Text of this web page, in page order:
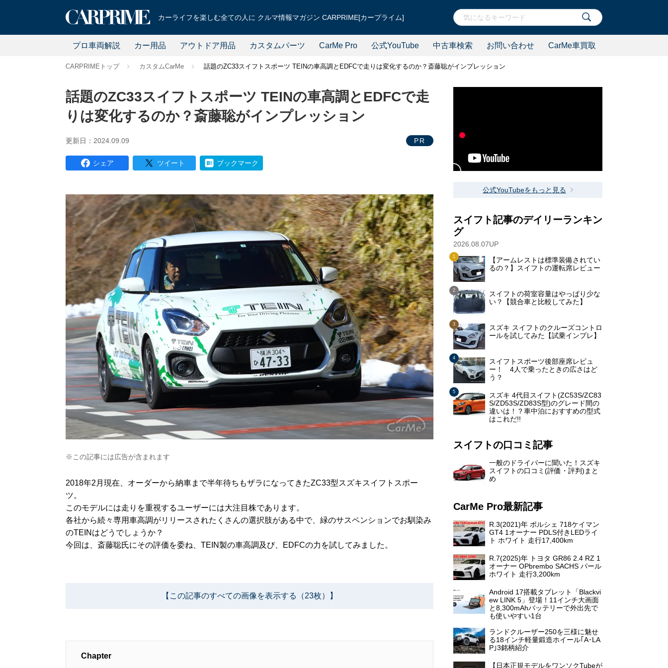
カーライフを楽しむ全ての人に クルマ情報マガジン CARPRIME[カープライム]
プロ車両解説 カー用品 アウトドア用品 カスタムパーツ CarMe Pro 公式YouTube 中古車検索 お問い合わせ CarMe車買取
CARPRIMEトップ カスタムCarMe 話題のZC33スイフトスポーツ TEINの車高調とEDFCで走りは変化するのか？斎藤聡がインプレッション
話題のZC33スイフトスポーツ TEINの車高調とEDFCで走
りは変化するのか？斎藤聡がインプレッション
更新日：2024.09.09 PR
シェア ツイート ブックマーク
※この記事には広告が含まれます
2018年2月現在、オーダーから納車まで半年待ちもザラになってきたZC33型スズキスイフトスポー
ツ。
このモデルには走りを重視するユーザーには大注目株であります。
各社から続々専用車高調がリリースされたくさんの選択肢がある中で、緑のサスペンションでお馴染み
のTEINはどうでしょうか？
今回は、斎藤聡氏にその評価を委ね、TEIN製の車高調及び、EDFCの力を試してみました。
【この記事のすべての画像を表示する（23枚）】
Chapter
公式YouTubeをもっと見る
スイフト記事のデイリーランキン
グ
2026.08.07UP
【アームレストは標準装備されてい
るの？】スイフトの運転席レビュー
スイフトの荷室容量はやっぱり少な
い？【競合車と比較してみた】
スズキ スイフトのクルーズコントロ
ールを試してみた【試乗インプレ】
スイフトスポーツ後部座席レビュ
ー！ 4人で乗ったときの広さはど
う？
スズキ 4代目スイフト(ZC53S/ZC83
S/ZD53S/ZD83S型)のグレード間の
違いは！？車中泊におすすめの型式
はこれだ!!
スイフトの口コミ記事
一般のドライバーに聞いた！スズキ
スイフトの口コミ(評価・評判)まと
め
CarMe Pro最新記事
R.3(2021)年 ポルシェ 718ケイマン
GT4 1オーナー PDLS付きLEDライ
ト ホワイト 走行17,400km
R.7(2025)年 トヨタ GR86 2.4 RZ 1
オーナー OPbrembo SACHS パール
ホワイト 走行3,200km
Android 17搭載タブレット「Blackvi
ew LINK 5」登場！11インチ大画面
と8,300mAhバッテリーで外出先で
も使いやすい1台
ランドクルーザー250を三様に魅せ
る18インチ軽量鍛造ホイール｢A･LA
P｣3銘柄紹介
【日本正規モデルをワンソクTubeが